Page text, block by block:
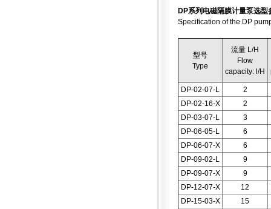
DP系列电磁隔膜计量泵选型
Specification of the DP
型号
Type
流量 L/H
Flow
capacity: l/H
DP-02-07-L
2
DP-02-16-X
2
DP-03-07-L
3
DP-06-05-L
6
DP-06-07-X
6
DP-09-02-L
9
DP-09-07-X
9
DP-12-07-X
12
DP-15-03-X
15